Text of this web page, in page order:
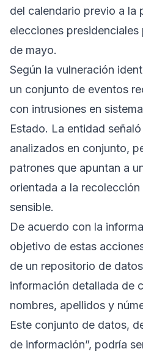
del calendario previo a la
elecciones
de mayo.
Según la vulneración
un conjunto de eventos
con intrusiones en
Estado. La entidad
analizados en conjunto,
patrones que apuntan a
orientada a la
sensible.
De acuerdo con la
objetivo de estas
de un repositorio de
información detallada de
nombres, apellidos y
Este conjunto de datos,
de información”, podría